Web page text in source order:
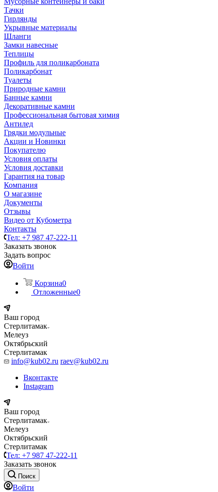
Тачки
Гирлянды
Укрывные материалы
Шланги
Замки навесные
Теплицы
Профиль для поликарбоната
Поликарбонат
Туалеты
Природные камни
Банные камни
Декоративные камни
Профессиональная бытовая химия
Антилед
Грядки модульные
Акции и Новинки
Покупателю
Условия оплаты
Условия доставки
Гарантия на товар
Компания
О магазине
Документы
Отзывы
Видео от Кубометра
Контакты
Тел: +7 987 47-222-11
Заказать звонок
Задать вопрос
Войти
Корзина0
Отложенные0
Ваш город
Стерлитамак
Мелеуз
Октябрьский
Стерлитамак
info@kub02.ru raev@kub02.ru
Вконтакте
Instagram
Ваш город
Стерлитамак
Мелеуз
Октябрьский
Стерлитамак
Тел: +7 987 47-222-11
Заказать звонок
Поиск
Войти